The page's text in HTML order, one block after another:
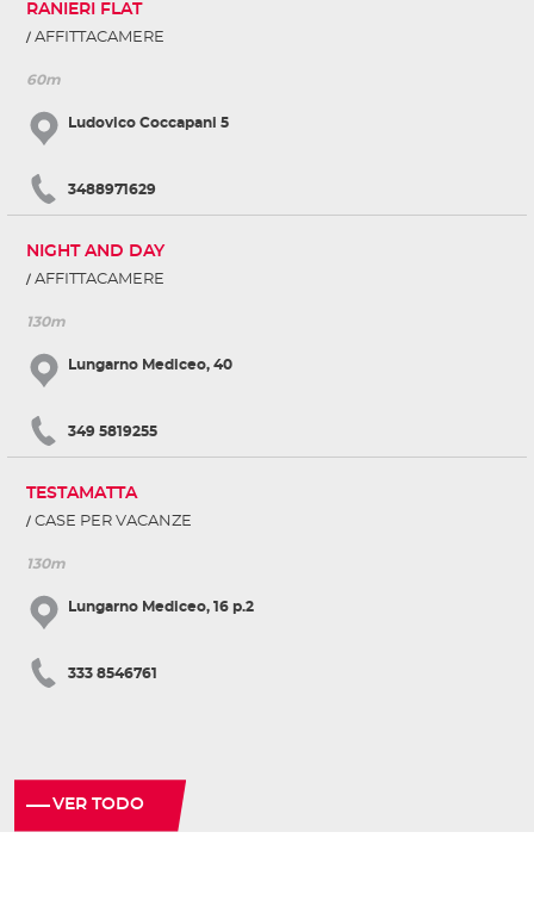
RANIERI FLAT
AFFITTACAMERE
60m
Ludovico Coccapani 5
3488971629
NIGHT AND DAY
AFFITTACAMERE
130m
Lungarno Mediceo, 40
349 5819255
TESTAMATTA
CASE PER VACANZE
130m
Lungarno Mediceo, 16 p.2
333 8546761
VER TODO